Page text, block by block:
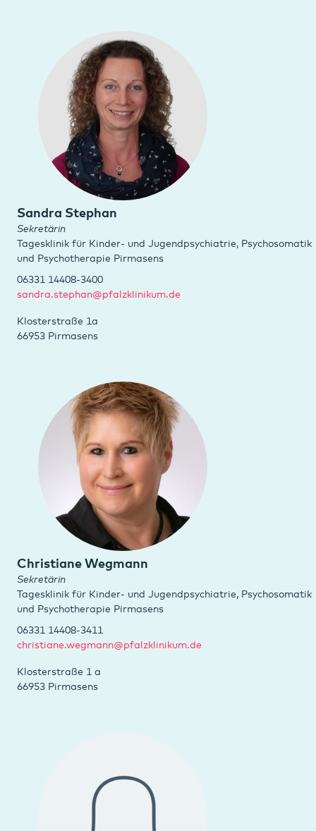
Sandra Stephan
Sekretärin
Tagesklinik für Kinder- und Jugendpsychiatrie, Psychosomatik
und Psychotherapie Pirmasens
06331 14408-3400
sandra.stephan@pfalzklinikum.de
Klosterstraße 1a
66953 Pirmasens
Christiane Wegmann
Sekretärin
Tagesklinik für Kinder- und Jugendpsychiatrie, Psychosomatik
und Psychotherapie Pirmasens
06331 14408-3411
christiane.wegmann@pfalzklinikum.de
Klosterstraße 1 a
66953 Pirmasens